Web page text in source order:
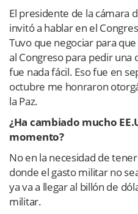
El presidente de la cámara
invitó a hablar en el
Tuvo que negociar para
al Congreso para pedir una
fue nada fácil. Eso fue en
octubre me honraron
la Paz.
¿Ha cambiado mucho
momento?
No en la necesidad de
donde el gasto militar no
ya va a llegar al billón de
militar.